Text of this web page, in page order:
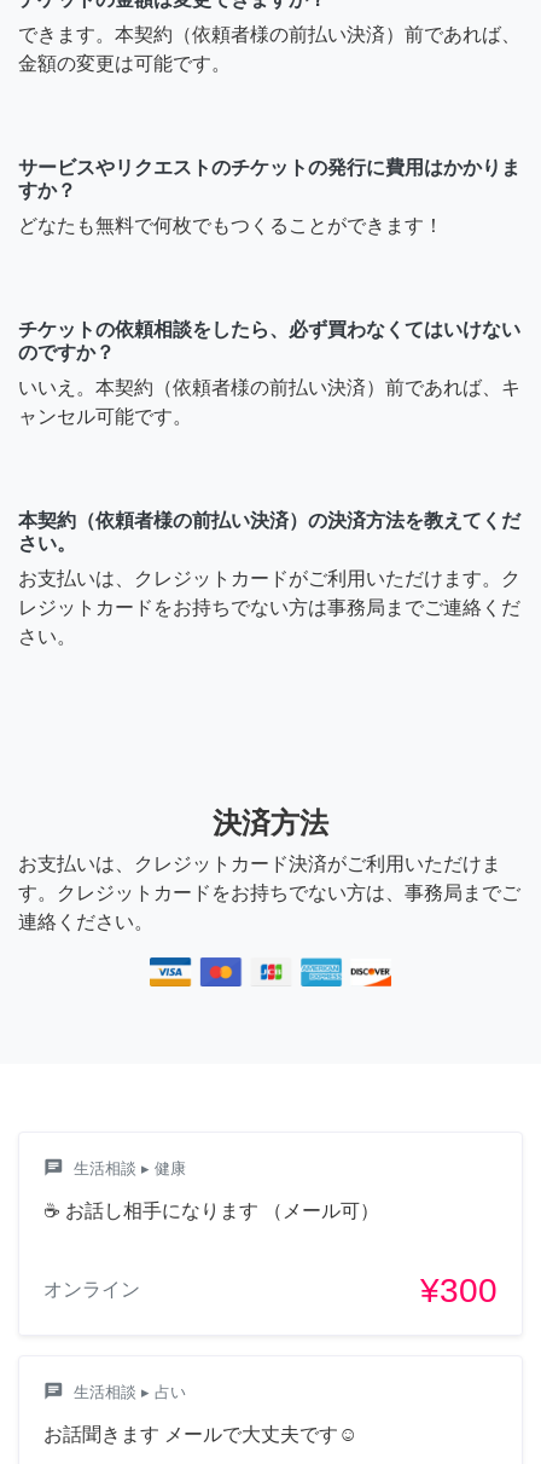
できます。本契約（依頼者様の前払い決済）前であれば、
金額の変更は可能です。
サービスやリクエストのチケットの発行に費用はかかりま
すか？
どなたも無料で何枚でもつくることができます！
チケットの依頼相談をしたら、必ず買わなくてはいけない
のですか？
いいえ。本契約（依頼者様の前払い決済）前であれば、キ
ャンセル可能です。
本契約（依頼者様の前払い決済）の決済方法を教えてくだ
さい。
お支払いは、クレジットカードがご利用いただけます。ク
レジットカードをお持ちでない方は事務局までご連絡くだ
さい。
決済方法
お支払いは、クレジットカード決済がご利用いただけま
す。クレジットカードをお持ちでない方は、事務局までご
連絡ください。
chat 生活相談 ▸ 健康
☕ お話し相手になります （メール可）
オンライン ¥300
chat 生活相談 ▸ 占い
お話聞きます メールで大丈夫です☺️